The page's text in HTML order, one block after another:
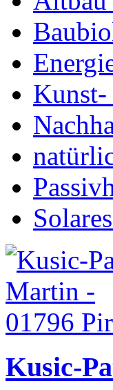
Kusic-